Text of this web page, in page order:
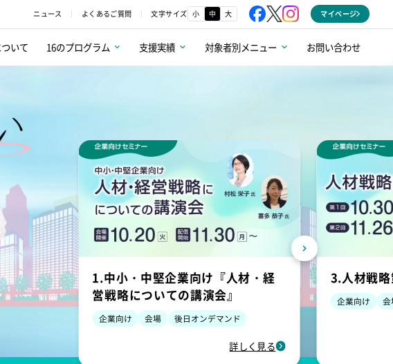
ニュース よくあるご質問 文字サイズ 小 中 大 マイページ
いて 16のプログラム 支援実績 対象者別メニュー お問い合わせ
ング・
1.中小・中堅企業向け『人材・経
営戦略についての講演会』
企業向け 会場 後日オンデマンド
詳しく見る
3.人材戦
企業向け